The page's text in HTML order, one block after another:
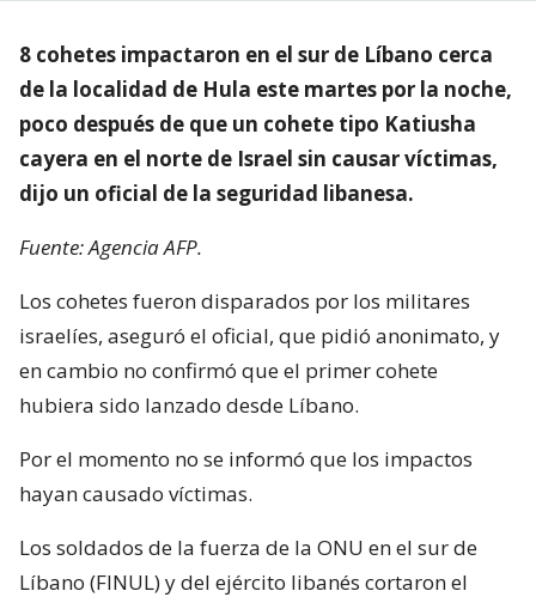
8 cohetes impactaron en el sur de Líbano cerca
de la localidad de Hula este martes por la noche,
poco después de que un cohete tipo Katiusha
cayera en el norte de Israel sin causar víctimas,
dijo un oficial de la seguridad libanesa.
Fuente: Agencia AFP.
Los cohetes fueron disparados por los militares
israelíes, aseguró el oficial, que pidió anonimato, y
en cambio no confirmó que el primer cohete
hubiera sido lanzado desde Líbano.
Por el momento no se informó que los impactos
hayan causado víctimas.
Los soldados de la fuerza de la ONU en el sur de
Líbano (FINUL) y del ejército libanés cortaron el